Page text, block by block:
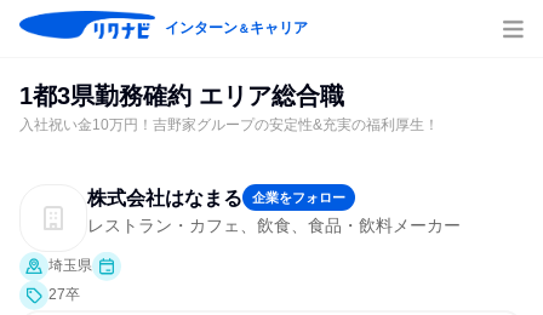
インターン＆キャリア
1都3県勤務確約 エリア総合職
入社祝い金10万円！吉野家グループの安定性&充実の福利厚生！
株式会社はなまる 企業をフォロー
レストラン・カフェ、飲食、食品・飲料メーカー
埼玉県
27卒